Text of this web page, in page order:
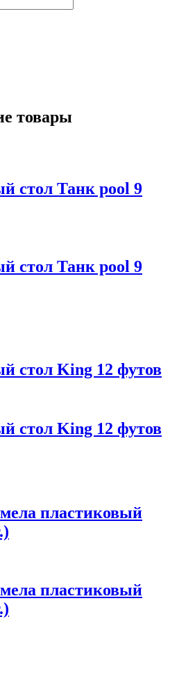
товары
стол Танк pool 9
стол Танк pool 9
стол King 12 футов
стол King 12 футов
пластиковый
пластиковый